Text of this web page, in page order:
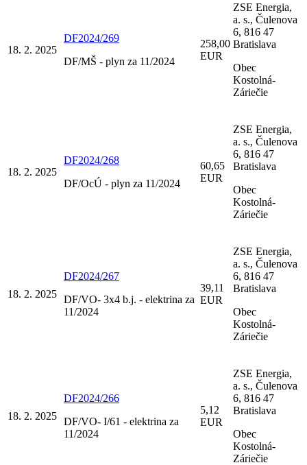
18. 2. 2025
DF2024/269
DF/MŠ - plyn za 11/2024
258,00
EUR
ZSE Energia,
a. s., Čulenova
6, 816 47
Bratislava
Obec
Kostolná-
Záriečie
18. 2. 2025
DF2024/268
DF/OcÚ - plyn za 11/2024
60,65
EUR
ZSE Energia,
a. s., Čulenova
6, 816 47
Bratislava
Obec
Kostolná-
Záriečie
18. 2. 2025
DF2024/267
DF/VO- 3x4 b.j. - elektrina za
11/2024
39,11
EUR
ZSE Energia,
a. s., Čulenova
6, 816 47
Bratislava
Obec
Kostolná-
Záriečie
18. 2. 2025
DF2024/266
DF/VO- I/61 - elektrina za
11/2024
5,12
EUR
ZSE Energia,
a. s., Čulenova
6, 816 47
Bratislava
Obec
Kostolná-
Záriečie